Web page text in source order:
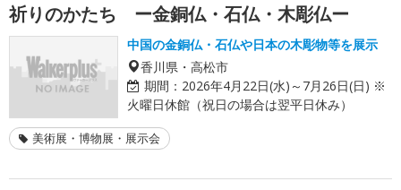
祈りのかたち ー金銅仏・石仏・木彫仏ー
中国の金銅仏・石仏や日本の木彫物等を展示
香川県・高松市
期間： 2026年4月22日(水)～7月26日(日) ※
火曜日休館（祝日の場合は翌平日休み）
美術展・博物展・展示会